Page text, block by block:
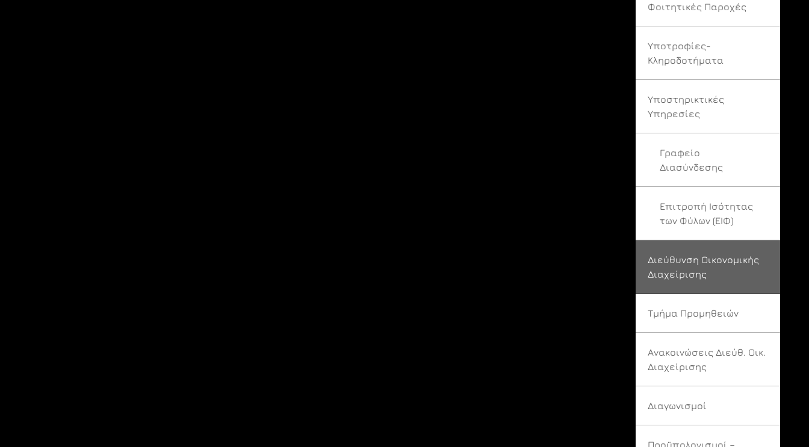
Φοιτητικές Παροχές
Υποτροφίες-
Κληροδοτήματα
Υποστηρικτικές
Υπηρεσίες
Γραφείο
Διασύνδεσης
Επιτροπή Ισότητας
των Φύλων (ΕΙΦ)
Διεύθυνση Οικονομικής
Διαχείρισης
Τμήμα Προμηθειών
Ανακοινώσεις Διεύθ. Οικ.
Διαχείρισης
Διαγωνισμοί
Προϋπολογισμοί –